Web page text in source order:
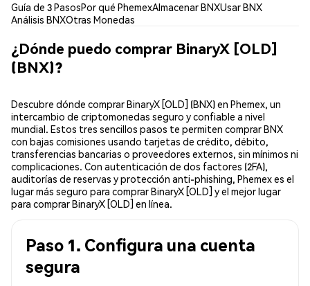
Guía de 3 PasosPor qué PhemexAlmacenar BNXUsar BNX
Análisis BNXOtras Monedas
¿Dónde puedo comprar BinaryX [OLD]
(BNX)?
Descubre dónde comprar BinaryX [OLD] (BNX) en Phemex, un
intercambio de criptomonedas seguro y confiable a nivel
mundial. Estos tres sencillos pasos te permiten comprar BNX
con bajas comisiones usando tarjetas de crédito, débito,
transferencias bancarias o proveedores externos, sin mínimos ni
complicaciones. Con autenticación de dos factores (2FA),
auditorías de reservas y protección anti-phishing, Phemex es el
lugar más seguro para comprar BinaryX [OLD] y el mejor lugar
para comprar BinaryX [OLD] en línea.
Paso 1. Configura una cuenta
segura